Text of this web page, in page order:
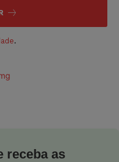
.
receba as